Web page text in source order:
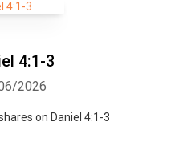
4:1-3
2026
on Daniel 4:1-3